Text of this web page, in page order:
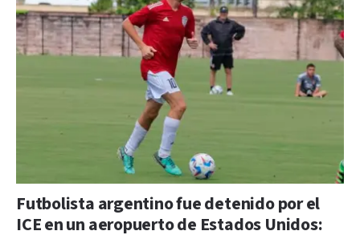
Futbolista argentino fue detenido por el
ICE en un aeropuerto de Estados Unidos: